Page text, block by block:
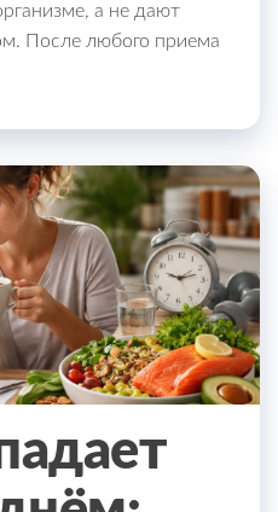
а не дают
После любого приема